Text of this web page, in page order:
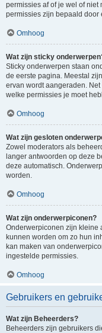
permissies af of je wel of
permissies zijn bepaald door
Omhoog
Wat zijn sticky
Sticky onderwerpen staan
de eerste pagina. Meestal
ervan wordt aangeraden.
welke permissies je moet
Omhoog
Wat zijn gesloten
Zowel moderators als
langer antwoorden op deze
deze automatisch.
worden.
Omhoog
Wat zijn onderwerpiconen?
Onderwerpiconen zijn kleine
kunnen worden om zo hun
kan maken van
ingestelde permissies.
Omhoog
Gebruikers en
Wat zijn Beheerders?
Beheerders zijn gebruikers